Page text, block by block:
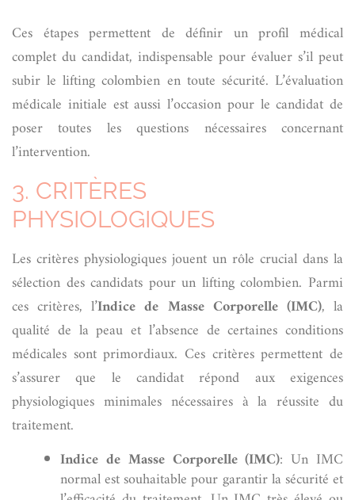
Ces étapes permettent de définir un profil médical
complet du candidat, indispensable pour évaluer s’il peut
subir le lifting colombien en toute sécurité. L’évaluation
médicale initiale est aussi l’occasion pour le candidat de
poser toutes les questions nécessaires concernant
l’intervention.
3. CRITÈRES
PHYSIOLOGIQUES
Les critères physiologiques jouent un rôle crucial dans la
sélection des candidats pour un lifting colombien. Parmi
ces critères, l’Indice de Masse Corporelle (IMC), la
qualité de la peau et l’absence de certaines conditions
médicales sont primordiaux. Ces critères permettent de
s’assurer que le candidat répond aux exigences
physiologiques minimales nécessaires à la réussite du
traitement.
Indice de Masse Corporelle (IMC): Un IMC
normal est souhaitable pour garantir la sécurité et